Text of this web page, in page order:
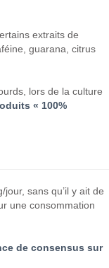
extraits de
guarana, citrus
lors de la culture
« 100%
sans qu’il y ait de
une consommation
de consensus sur